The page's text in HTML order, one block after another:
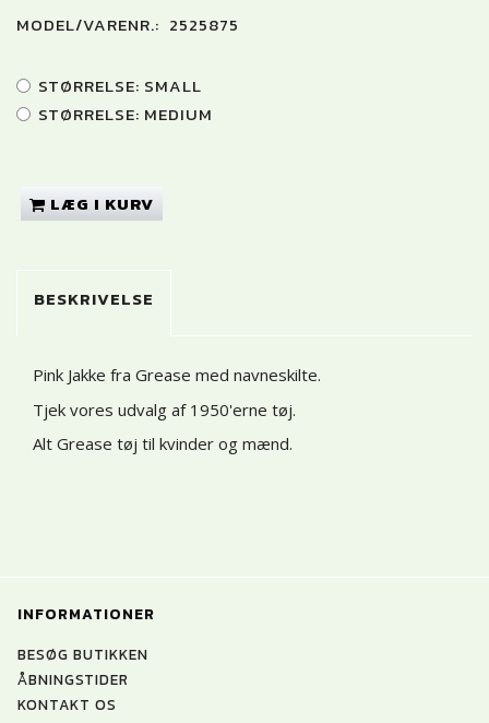
MODEL/VARENR.: 2525875
STØRRELSE: SMALL
STØRRELSE: MEDIUM
LÆG I KURV
BESKRIVELSE
Pink Jakke fra Grease med navneskilte.
Tjek vores udvalg af 1950'erne tøj.
Alt Grease tøj til kvinder og mænd.
INFORMATIONER
BESØG BUTIKKEN
ÅBNINGSTIDER
KONTAKT OS